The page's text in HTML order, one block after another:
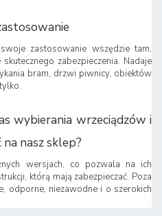
zastosowanie wszędzie tam,
zabezpieczenia. Nadaje
bram, drzwi piwnicy, obiektów
wybierania wrzeciądzów i
nasz sklep?
wersjach, co pozwala na ich
którą mają zabezpieczać. Poza
odporne, niezawodne i o szerokich